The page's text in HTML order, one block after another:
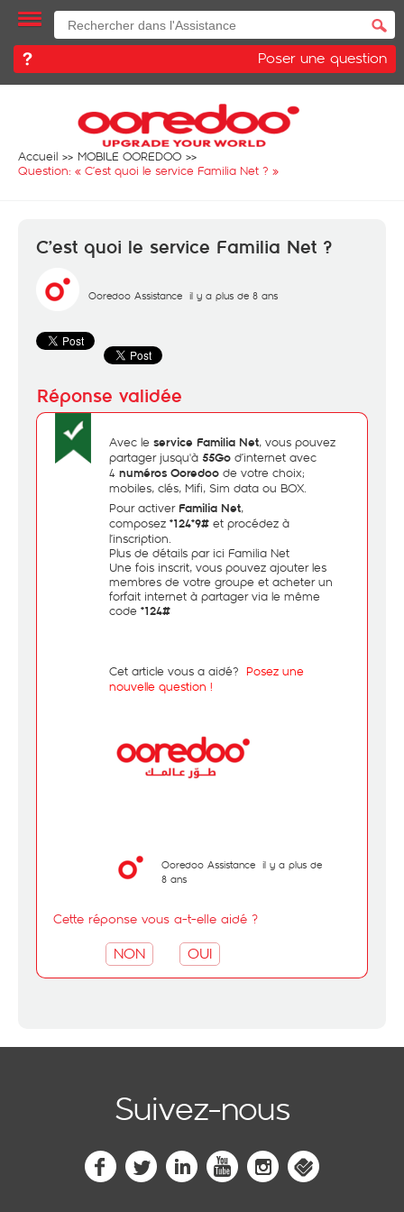
Poser une question
Accueil
MOBILE OOREDOO
Question: « C’est quoi le service Familia Net ? »
C’est quoi le service Familia Net ?
Ooredoo Assistance il y a plus de 8 ans
Avec le service Familia Net, vous pouvez
partager jusqu'à 55Go d’internet avec
4 numéros Ooredoo de votre choix;
mobiles, clés, Mifi, Sim data ou BOX.
Pour activer Familia Net,
composez *124*9# et procédez à
l’inscription.
Plus de détails par ici Familia Net
Une fois inscrit, vous pouvez ajouter les
membres de votre groupe et acheter un
forfait internet à partager via le même
code *124#
Cet article vous a aidé? Posez une
nouvelle question !
Ooredoo Assistance il y a plus de
8 ans
Cette réponse vous a-t-elle aidé ?
NON OUI
Suivez-nous